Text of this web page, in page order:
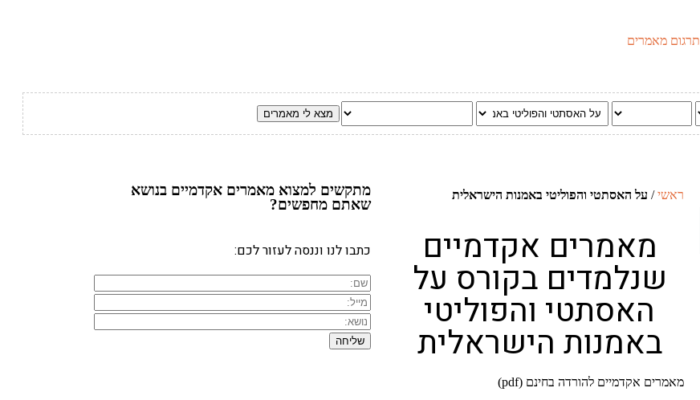
תרגום מאמרים
ראשי/ על האסתטי והפוליטי באמנות הישראלית
מאמרים אקדמיים
שנלמדים בקורס על
האסתטי והפוליטי
באמנות הישראלית
מאמרים אקדמיים להורדה בחינם (pdf)
מתקשים למצוא מאמרים אקדמיים בנושא
שאתם מחפשים?
כתבו לנו וננסה לעזור לכם: